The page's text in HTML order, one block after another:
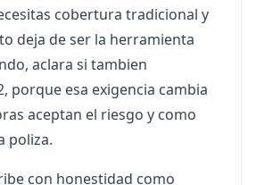
cobertura tradicional y
deja de ser la herramienta
aclara si tambien
porque esa exigencia cambia
aceptan el riesgo y como
poliza.
con honestidad como